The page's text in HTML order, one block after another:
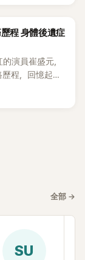
程 身體後遺症
的演員崔盛元，
程，回憶起抗
都不願意。」
全部 →
SU